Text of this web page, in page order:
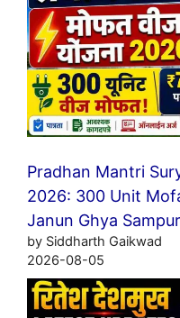
Pradhan Mantri
2026: 300 Unit
Janun Ghya
by Siddharth Gaikwad
2026-08-05